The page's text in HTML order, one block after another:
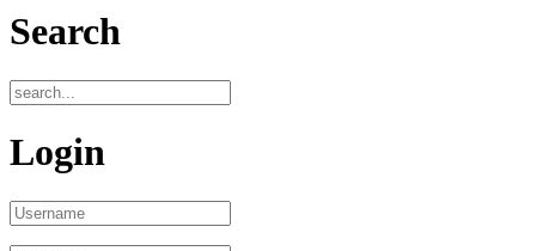
Search
Login